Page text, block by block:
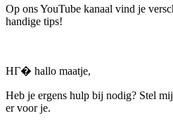
Op ons YouTube kanaal vind je
handige tips!
HГ� hallo maatje,
Heb je ergens hulp bij nodig? Stel
er voor je.